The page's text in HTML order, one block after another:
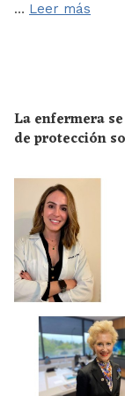
… Leer más
La enfermera
de protección